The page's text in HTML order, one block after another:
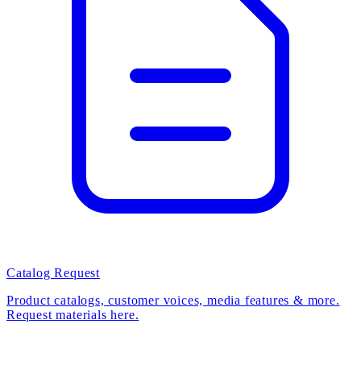
Catalog Request
Product catalogs, customer voices, media features & more.
Request materials here.